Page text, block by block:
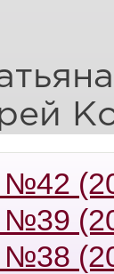
№42
№39
№38